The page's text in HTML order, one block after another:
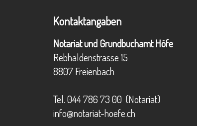
Kontaktangaben
Notariat und Grundbuchamt Höfe
Rebhaldenstrasse 15
8807 Freienbach
Tel.044 786 73 00 (Notariat)
info@notariat-hoefe.ch